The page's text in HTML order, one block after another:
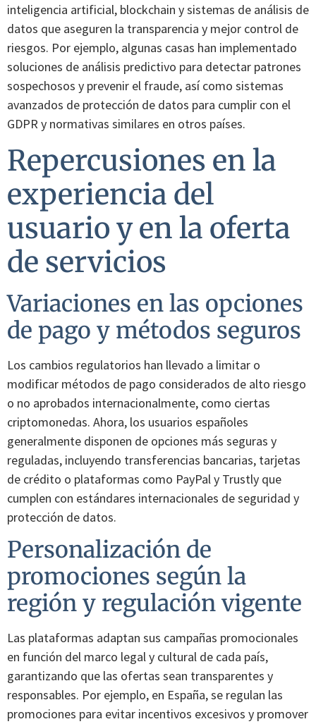
inteligencia artificial, blockchain y sistemas de análisis de
datos que aseguren la transparencia y mejor control de
riesgos. Por ejemplo, algunas casas han implementado
soluciones de análisis predictivo para detectar patrones
sospechosos y prevenir el fraude, así como sistemas
avanzados de protección de datos para cumplir con el
GDPR y normativas similares en otros países.
Repercusiones en la
experiencia del
usuario y en la oferta
de servicios
Variaciones en las opciones
de pago y métodos seguros
Los cambios regulatorios han llevado a limitar o
modificar métodos de pago considerados de alto riesgo
o no aprobados internacionalmente, como ciertas
criptomonedas. Ahora, los usuarios españoles
generalmente disponen de opciones más seguras y
reguladas, incluyendo transferencias bancarias, tarjetas
de crédito o plataformas como PayPal y Trustly que
cumplen con estándares internacionales de seguridad y
protección de datos.
Personalización de
promociones según la
región y regulación vigente
Las plataformas adaptan sus campañas promocionales
en función del marco legal y cultural de cada país,
garantizando que las ofertas sean transparentes y
responsables. Por ejemplo, en España, se regulan las
promociones para evitar incentivos excesivos y promover